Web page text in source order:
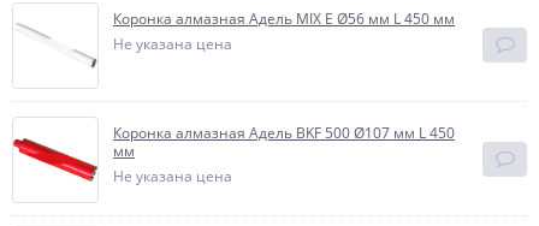
Коронка алмазная Адель MIX E Ø56 мм L 450 мм
Не указана цена
Коронка алмазная Адель BKF 500 Ø107 мм L 450
мм
Не указана цена